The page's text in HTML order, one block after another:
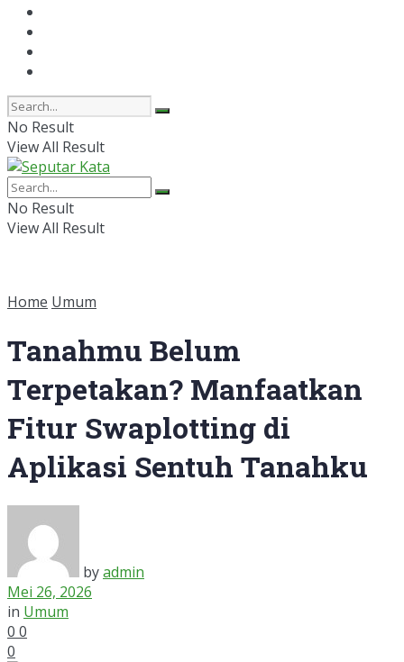
No Result
View All Result
No Result
View All Result
Home Umum
Tanahmu Belum
Terpetakan? Manfaatkan
Fitur Swaplotting di
Aplikasi Sentuh Tanahku
byadmin
Mei 26, 2026
in Umum
0 0
0